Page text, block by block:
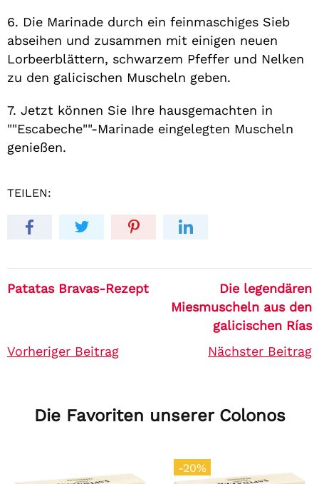
6. Die Marinade durch ein feinmaschiges Sieb
abseihen und zusammen mit einigen neuen
Lorbeerblättern, schwarzem Pfeffer und Nelken
zu den galicischen Muscheln geben.
7. Jetzt können Sie Ihre hausgemachten in
""Escabeche""-Marinade eingelegten Muscheln
genießen.
TEILEN:
Patatas Bravas-Rezept
Vorheriger Beitrag
Die legendären
Miesmuscheln aus den
galicischen Rías
Nächster Beitrag
Die Favoriten unserer Colonos
-20%